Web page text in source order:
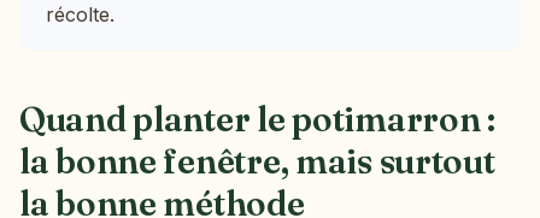
récolte.
Quand planter le potimarron :
la bonne fenêtre, mais surtout
la bonne méthode